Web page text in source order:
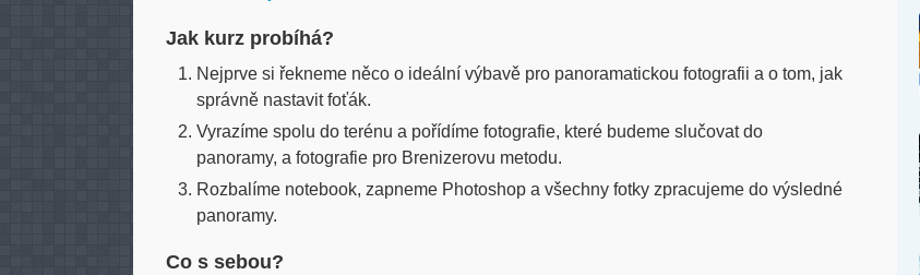
Jak kurz probíhá?
Nejprve si řekneme něco o ideální výbavě pro panoramatickou fotografii a o tom, jak
správně nastavit foťák.
Vyrazíme spolu do terénu a pořídíme fotografie, které budeme slučovat do
panoramy, a fotografie pro Brenizerovu metodu.
Rozbalíme notebook, zapneme Photoshop a všechny fotky zpracujeme do výsledné
panoramy.
Co s sebou?